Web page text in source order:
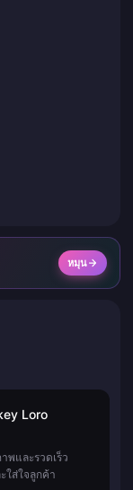
หมุน
Loro
พและรวดเร็ว
ใส่ใจลูกค้า